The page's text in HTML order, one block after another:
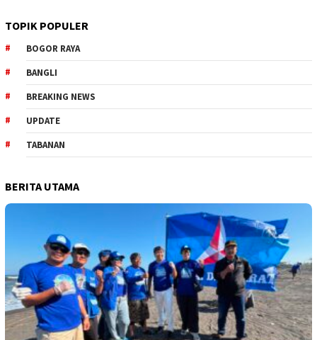
TOPIK POPULER
BOGOR RAYA
BANGLI
BREAKING NEWS
UPDATE
TABANAN
BERITA UTAMA